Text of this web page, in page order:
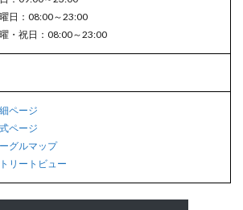
日：08:00～23:00
・祝日：08:00～23:00
ページ
ページ
グルマップ
リートビュー